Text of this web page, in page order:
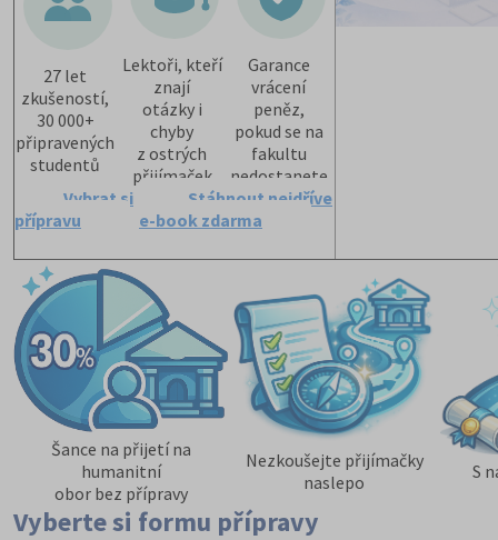
27 let
zkušeností,
30 000+
připravených
studentů
Lektoři, kteří
znají
otázky i
chyby
z ostrých
přijímaček
Garance
vrácení
peněz,
pokud se na
fakultu
nedostanete
Vybrat si
přípravu
Stáhnout nejdříve
e-book zdarma
Šance na přijetí na
humanitní
obor bez přípravy
Nezkoušejte přijímačky
naslepo
S
Vyberte si formu přípravy